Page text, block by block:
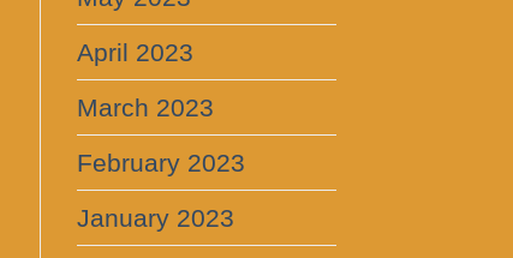
April 2023
March 2023
February 2023
January 2023